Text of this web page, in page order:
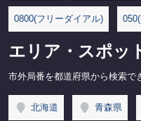
0800(フリーダイアル)
エリア・スポッ
市外局番を都道府県から検索で
北海道 青森県